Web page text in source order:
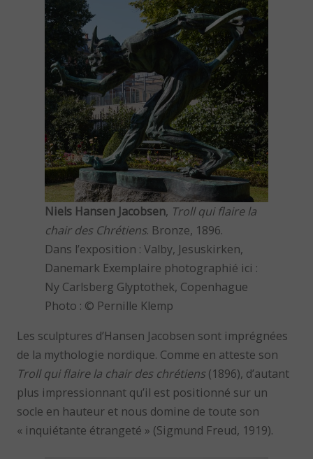
Niels Hansen Jacobsen, Troll qui flaire la
chair des Chrétiens. Bronze, 1896.
Dans l’exposition : Valby, Jesuskirken,
Danemark Exemplaire photographié ici :
Ny Carlsberg Glyptothek, Copenhague
Photo : © Pernille Klemp
Les sculptures d’Hansen Jacobsen sont imprégnées
de la mythologie nordique. Comme en atteste son
Troll qui flaire la chair des chrétiens (1896), d’autant
plus impressionnant qu’il est positionné sur un
socle en hauteur et nous domine de toute son
« inquiétante étrangeté » (Sigmund Freud, 1919).